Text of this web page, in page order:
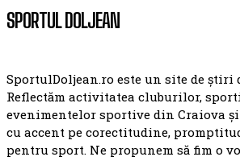
SPORTUL DOLJEAN
SportulDoljean.ro este un site de
Reflectăm activitatea cluburilor,
evenimentelor sportive din Craiova
cu accent pe corectitudine,
pentru sport. Ne propunem să fim o